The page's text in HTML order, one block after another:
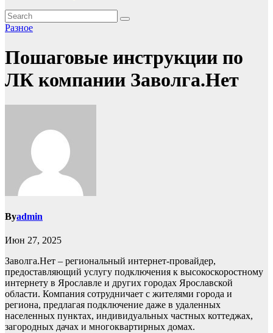
Разное
Пошаговые инструкции по
ЛК компании Заволга.Нет
Byadmin
Июн 27, 2025
Заволга.Нет – региональный интернет-провайдер,
предоставляющий услугу подключения к высокоскоростному
интернету в Ярославле и других городах Ярославской
области. Компания сотрудничает с жителями города и
региона, предлагая подключение даже в удаленных
населенных пунктах, индивидуальных частных коттеджах,
загородных дачах и многоквартирных домах.